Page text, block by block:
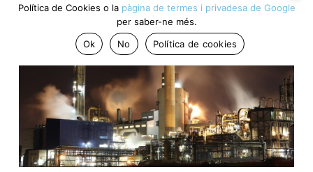
Política de Cookies o la pàgina de termes i privadesa de Google
per saber-ne més.
Ok
No Política de cookies